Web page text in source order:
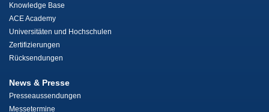
Knowledge Base
ACE Academy
Universitäten und Hochschulen
Zertifizierungen
Rücksendungen
News & Presse
Presseaussendungen
Messetermine